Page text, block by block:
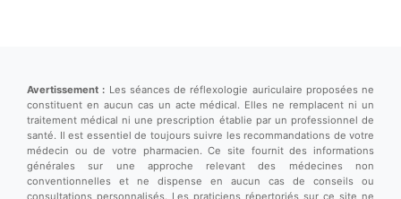
Avertissement : Les séances de réflexologie auriculaire proposées ne
constituent en aucun cas un acte médical. Elles ne remplacent ni un
traitement médical ni une prescription établie par un professionnel de
santé. Il est essentiel de toujours suivre les recommandations de votre
médecin ou de votre pharmacien. Ce site fournit des informations
générales sur une approche relevant des médecines non
conventionnelles et ne dispense en aucun cas de conseils ou
consultations personnalisés. Les praticiens répertoriés sur ce site ne